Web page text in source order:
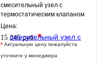
смесительный узел с
термостатическим клапаном
20-43°C, с насосом UPSO
Цена:
15 345 руб.*
* Актуальную цену пожалуйста
уточните у менеджера